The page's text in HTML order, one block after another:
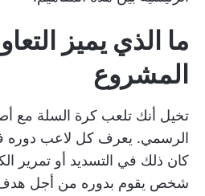
ما الذي يميز
المشروع
تخيل أنك تلعب كرة السلة مع
الرسمي. يعرف كل لاعب دوره
كان ذلك في التسديد أو تمرير
شخص يقوم بدوره من أجل